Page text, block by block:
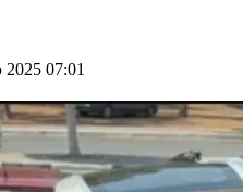
2025 07:01